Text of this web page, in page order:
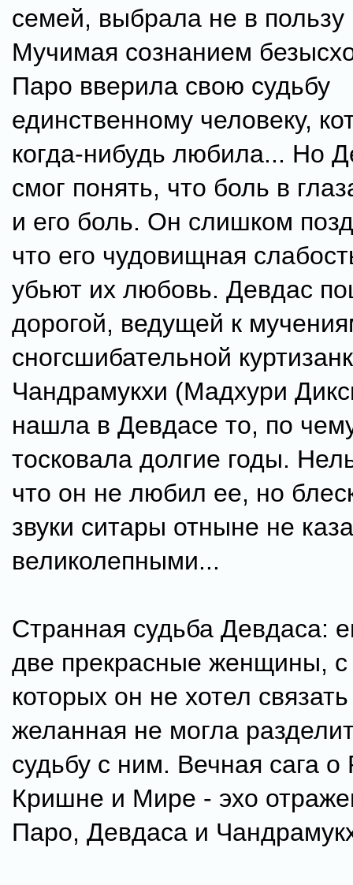
семей, выбрала не в
Мучимая сознанием
Паро вверила свою судьбу
единственному человеку,
когда-нибудь любила... Но
смог понять, что боль в
и его боль. Он слишком
что его чудовищная
убьют их любовь. Девдас
дорогой, ведущей к
сногсшибательной
Чандрамукхи (Мадхури
нашла в Девдасе то, по
тосковала долгие годы.
что он не любил ее, но
звуки ситары отныне не
великолепными...
Странная судьба Девдаса:
две прекрасные женщины, с
которых он не хотел
желанная не могла
судьбу с ним. Вечная сага о
Кришне и Мире - эхо
Паро, Девдаса и